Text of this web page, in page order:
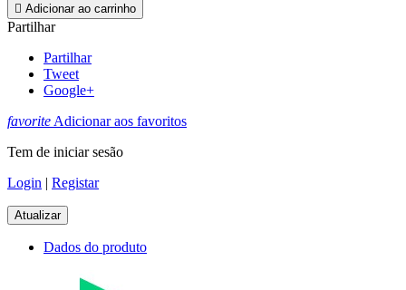
 Adicionar ao carrinho
Partilhar
Partilhar
Tweet
Google+
favorite Adicionar aos favoritos
Tem de iniciar sesão
Login | Registar
Dados do produto